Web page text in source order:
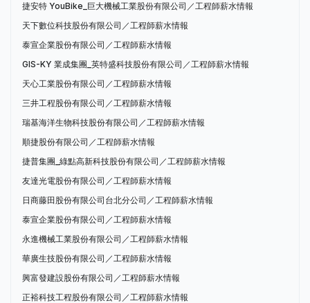
捷安特 YouBike_巨大機械工業股份有限公司／工程師薪水情報
天下數位科技股份有限公司／工程師薪水情報
泰宣企業股份有限公司／工程師薪水情報
GIS-KY 業成集團_英特盛科技股份有限公司／工程師薪水情報
天心工業股份有限公司／工程師薪水情報
三井工程股份有限公司／工程師薪水情報
瑞基海洋生物科技股份有限公司／工程師薪水情報
順捷股份有限公司／工程師薪水情報
捷普集團_綠點高新科技股份有限公司／工程師薪水情報
友達光電股份有限公司／工程師薪水情報
日商藤田股份有限公司台北分公司／工程師薪水情報
泰宣企業股份有限公司／工程師薪水情報
永進機械工業股份有限公司／工程師薪水情報
華廣生技股份有限公司／工程師薪水情報
興富發建設股份有限公司／工程師薪水情報
正裕科技工程股份有限公司／工程師薪水情報